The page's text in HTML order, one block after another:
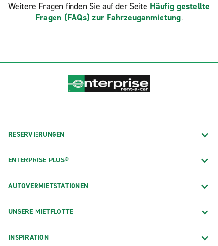
Weitere Fragen finden Sie auf der Seite Häufig gestellte
Fragen (FAQs) zur Fahrzeuganmietung.
RESERVIERUNGEN
ENTERPRISE PLUS®
AUTOVERMIETSTATIONEN
UNSERE MIETFLOTTE
INSPIRATION